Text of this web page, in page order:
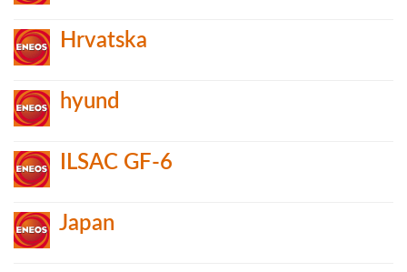
Hrvatska
hyund
ILSAC GF-6
Japan